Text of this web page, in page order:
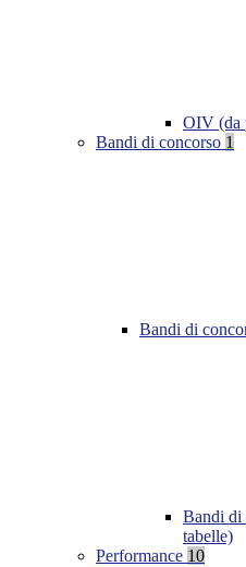
OIV (da
Bandi di concorso 1
Bandi di
Bandi di
tabelle)
Performance 10